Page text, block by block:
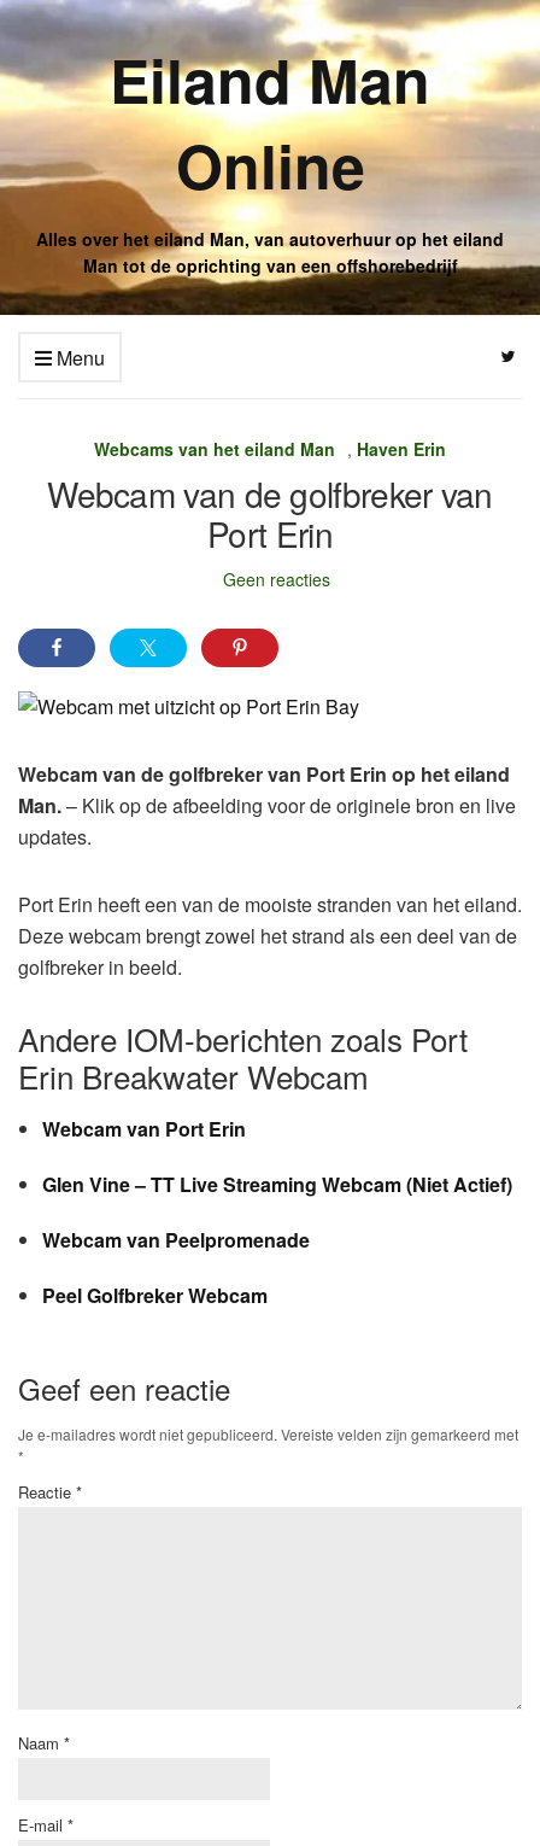
Eiland Man
Online
Alles over het eiland Man, van autoverhuur op het eiland
Man tot de oprichting van een offshorebedrijf
Menu
Webcams van het eiland Man , Haven Erin
Webcam van de golfbreker van
Port Erin
Geen reacties
Webcam van de golfbreker van Port Erin op het eiland
Man.– Klik op de afbeelding voor de originele bron en live
updates.
Port Erin heeft een van de mooiste stranden van het eiland.
Deze webcam brengt zowel het strand als een deel van de
golfbreker in beeld.
Andere IOM-berichten zoals Port
Erin Breakwater Webcam
Webcam van Port Erin
Glen Vine – TT Live Streaming Webcam (Niet Actief)
Webcam van Peelpromenade
Peel Golfbreker Webcam
Geef een reactie
Je e-mailadres wordt niet gepubliceerd. Vereiste velden zijn gemarkeerd met
*
Reactie *
Naam *
E-mail *